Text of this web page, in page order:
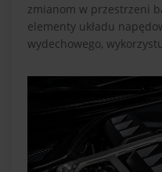
zmianom w przestrzeni
elementy układu
wydechowego,